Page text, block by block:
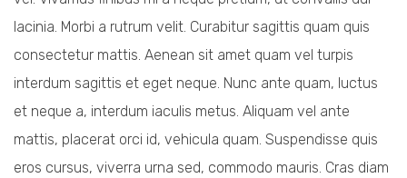
lacinia. Morbi a rutrum velit. Curabitur sagittis quam quis
consectetur mattis. Aenean sit amet quam vel turpis
interdum sagittis et eget neque. Nunc ante quam, luctus
et neque a, interdum iaculis metus. Aliquam vel ante
mattis, placerat orci id, vehicula quam. Suspendisse quis
eros cursus, viverra urna sed, commodo mauris. Cras diam